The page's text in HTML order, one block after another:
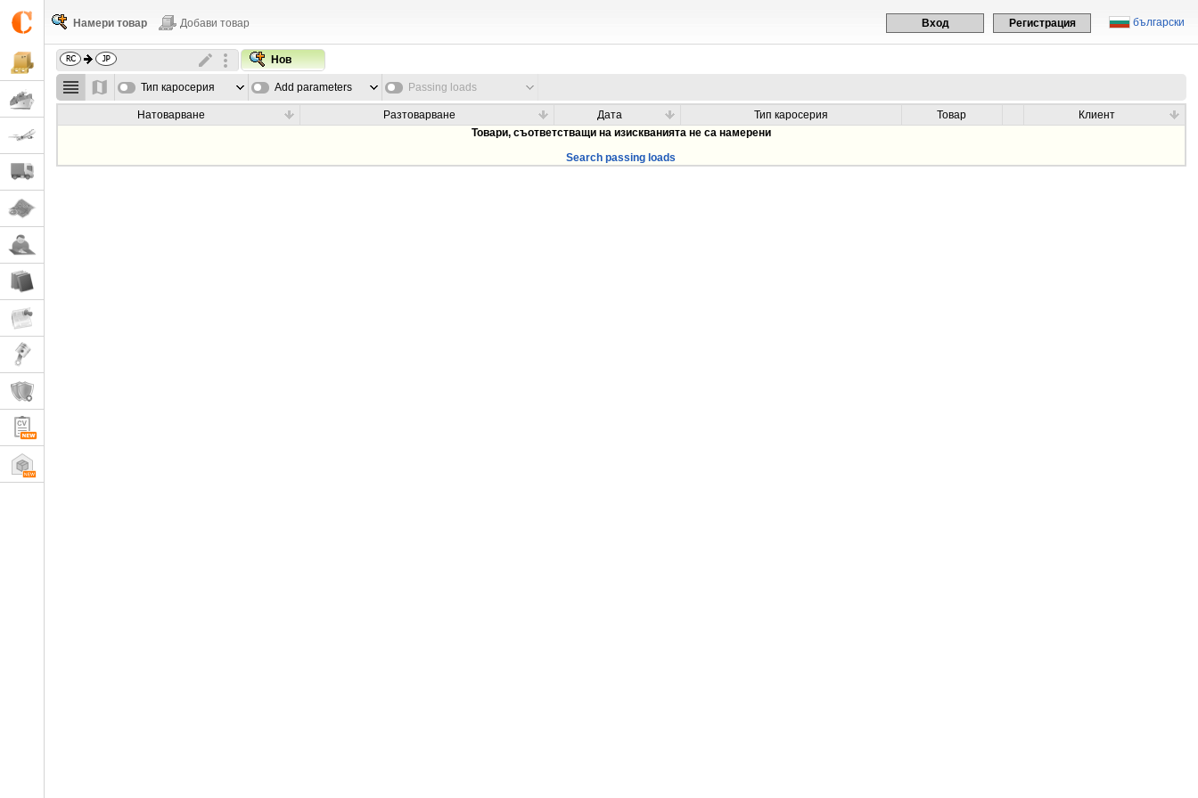
български
Вход Регистрация
Намери товар Добави товар
Нов
Тип каросерия Add parameters Passing loads
Натоварване Разтоварване Дата Тип каросерия Товар
Клиент
Товари, съответстващи на изискванията не са намерени
Search passing loads